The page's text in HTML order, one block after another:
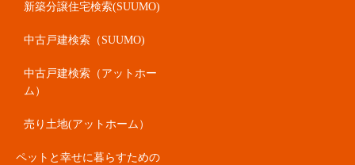
新築分譲住宅検索(SUUMO)
中古戸建検索（SUUMO)
中古戸建検索（アットホー
ム）
売り土地(アットホーム）
ペットと幸せに暮らすための